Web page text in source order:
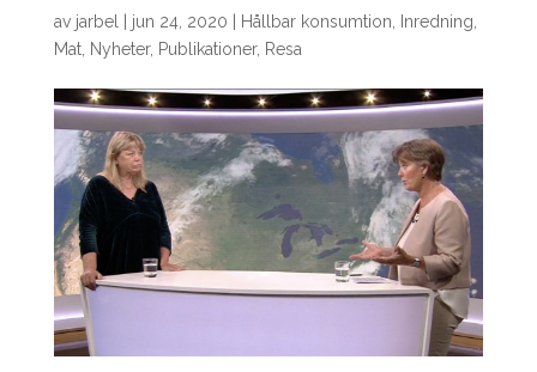
av jarbel jun 24, 2020 Hållbar konsumtion Inredning
Mat, Nyheter, Publikationer, Resa